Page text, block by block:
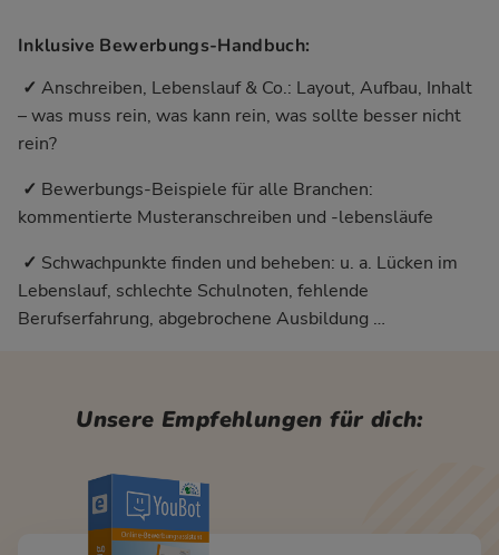
Inklusive Bewerbungs-Handbuch:
✓ Anschreiben, Lebenslauf & Co.: Layout, Aufbau, Inhalt
– was muss rein, was kann rein, was sollte besser nicht
rein?
✓ Bewerbungs-Beispiele für alle Branchen:
kommentierte Musteranschreiben und -lebensläufe
✓ Schwachpunkte finden und beheben: u. a. Lücken im
Lebenslauf, schlechte Schulnoten, fehlende
Berufserfahrung, abgebrochene Ausbildung …
Unsere Empfehlungen für dich: